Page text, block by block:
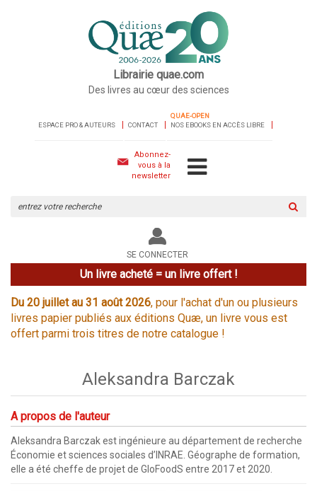
Librairie quae.com
Des livres au cœur des sciences
ESPACE PRO & AUTEURS CONTACT
QUAE-OPEN
NOS EBOOKS EN ACCÈS LIBRE
Abonnez-
vous à la
newsletter
le
site
SE CONNECTER
Un livre acheté = un livre offert !
Du 20 juillet au 31 août 2026, pour l'achat d'un ou plusieurs
livres papier publiés aux éditions Quæ, un livre vous est
offert parmi trois titres de notre catalogue !
Aleksandra Barczak
A propos de l'auteur
Aleksandra Barczak est ingénieure au département de recherche
Économie et sciences sociales d’INRAE. Géographe de formation,
elle a été cheffe de projet de GloFoodS entre 2017 et 2020.